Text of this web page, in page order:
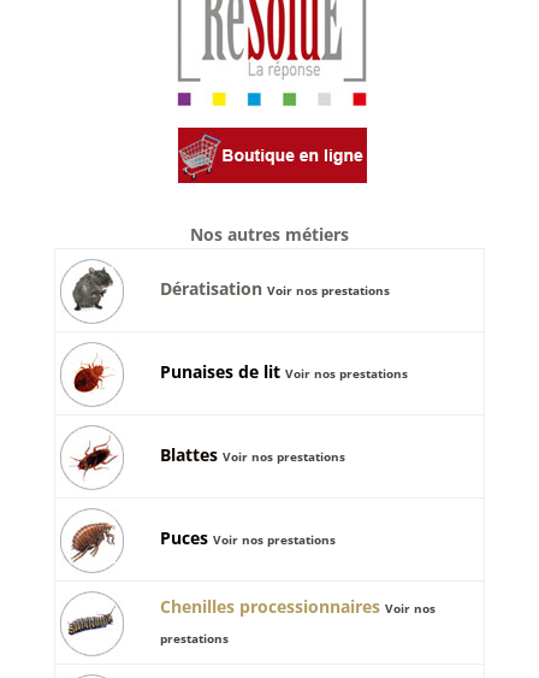
Nos autres métiers
Dératisation Voir nos prestations
Punaises de lit Voir nos prestations
Blattes Voir nos prestations
Puces Voir nos prestations
Chenilles processionnaires Voir nos
prestations